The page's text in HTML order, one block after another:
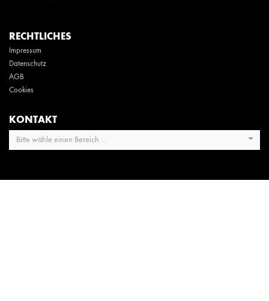
RECHTLICHES
Impressum
Datenschutz
AGB
Cookies
KONTAKT
Bitte wähle einen Bereich ...